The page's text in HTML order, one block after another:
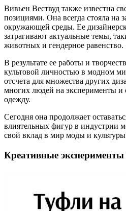
Вивьен Вествуд также известна
позициями. Она всегда стояла на
окружающей среды. Ее
затрагивают актуальные темы,
животных и гендерное равенство.
В результате ее работы и
культовой личностью в модном
отсчета для множества других
многих людей на эксперименты и
одежду.
Сегодня она продолжает
влиятельных фигур в индустрии
свой вклад в мир моды и
Креативные эксперименты